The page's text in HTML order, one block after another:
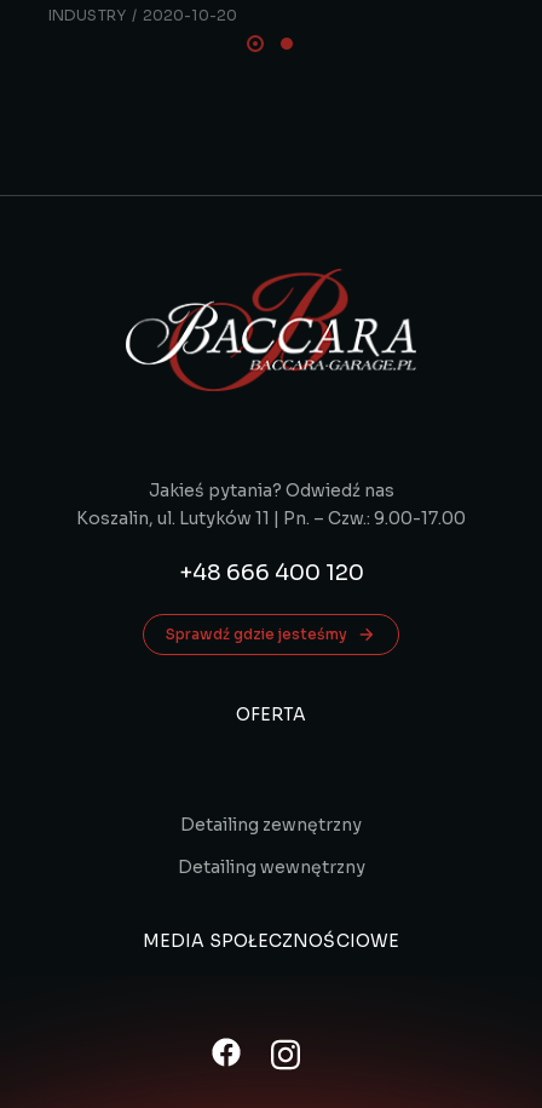
INDUSTRY 2020-10-20
Jakieś pytania? Odwiedź nas
Koszalin, ul. Lutyków 11 | Pn. – Czw.: 9.00-17.00
+48 666 400 120
Sprawdź gdzie jesteśmy
OFERTA
Detailing zewnętrzny
Detailing wewnętrzny
MEDIA SPOŁECZNOŚCIOWE